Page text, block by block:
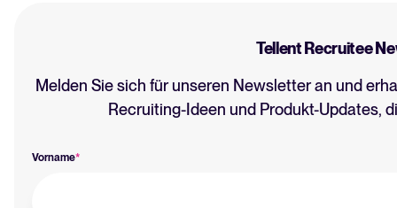
Tellent Recruitee
Melden Sie sich für unseren Newsletter an und
Recruiting-Ideen und Produkt-Updates,
Vorname*